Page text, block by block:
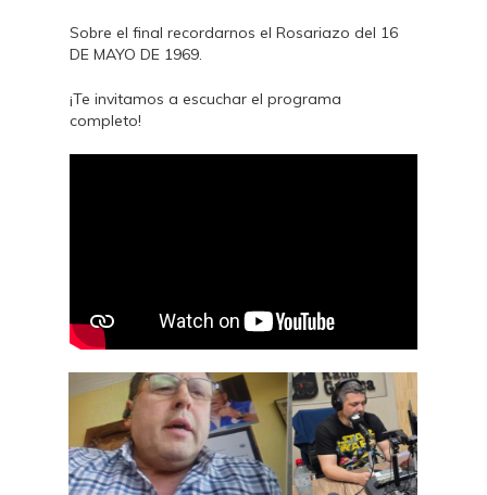
Sobre el final recordarnos el Rosariazo del 16
DE MAYO DE 1969.
¡Te invitamos a escuchar el programa
completo!